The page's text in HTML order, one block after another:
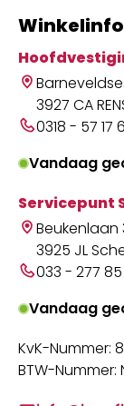
3927 CA
0318 - 57 17
Vandaag
Servicepunt
Beukenlaan
3925 JL
033 - 277
Vandaag
KvK-Nummer:
BTW-Nummer: